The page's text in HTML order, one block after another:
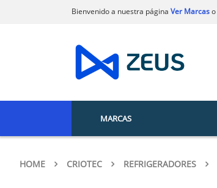
Bienvenido a nuestra página Ver Marcaso
MARCAS
HOME CRIOTEC REFRIGERADORES